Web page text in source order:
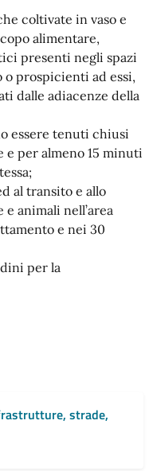
coltivate in vaso e
alimentare,
presenti negli spazi
o prospicienti ad essi,
dalle adiacenze della
essere tenuti chiusi
per almeno 15 minuti
al transito e allo
animali nell’area
e nei 30
per la
strade,